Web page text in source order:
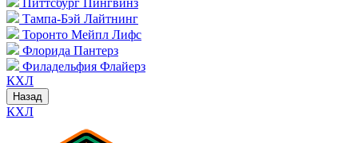
Питтсбург Пингвинз
Тампа-Бэй Лайтнинг
Торонто Мейпл Лифс
Флорида Пантерз
Филадельфия Флайерз
КХЛ
Назад
КХЛ